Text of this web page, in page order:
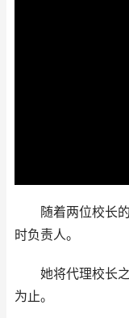
随着两位校长的
时负责人。
她将代理校长之
为止。